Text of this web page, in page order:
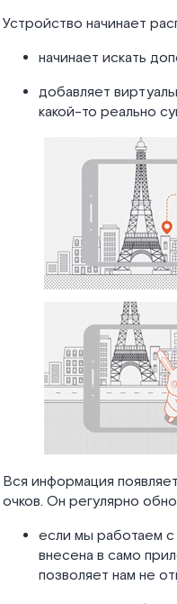
Устройство начинает
начинает искать
добавляет
какой-то реально
Вся информация
очков. Он регулярно
если мы работаем
внесена в само
позволяет нам не